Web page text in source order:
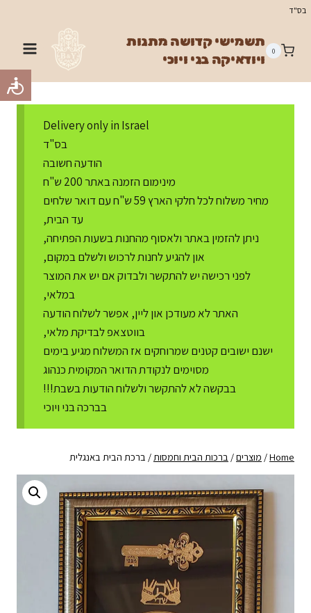
Skip
content
בס"ד
0
תשמישי קדושה מתנות
ויודאיקה בני ויוכי
Delivery only in Israel
בס"ד
הודעה חשובה
מינימום הזמנה באתר 200 ש"ח
מחיר משלוח לכל חלקי הארץ 59 ש"ח עם דואר שלחים
עד הבית,
ניתן להזמין באתר ולאסוף מהחנות בשעות הפתיחה,
און להגיע לחנות לרכוש ולשלם במקום,
לפני רכישה יש להתקשר ולבדוק אם יש את המוצר
במלאי,
האתר לא מעודכן און ליין, אפשר לשלוח הודעה
בווטצאפ לבדיקת מלאי,
ישנם ישובים קטנים שמרוחקים אז המשלוח מגיע בימים
מסוימים לנקודת הדואר המקומית כנהוג
בבקשה לא להתקשר ולשלוח הודעות בשבת!!!
בברכה בני ויוכי
Home
/ מוצרים/ ברכות הבית וחמסות / ברכת הבית באנגלית